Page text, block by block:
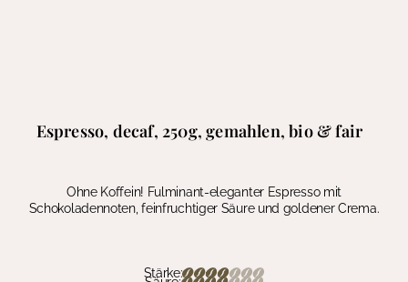
Espresso, decaf, 250g, gemahlen, bio & fair
Ohne Koffein! Fulminant-eleganter Espresso mit
Schokoladennoten, feinfruchtiger Säure und goldener Crema.
Stärke: